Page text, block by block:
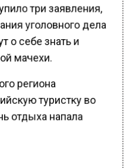
три заявления,
уголовного дела
о себе знать и
мачехи.
региона
туристку во
отдыха напала